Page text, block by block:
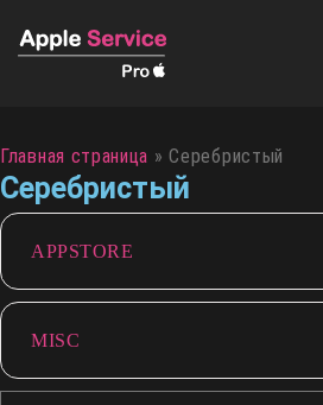
Главная страница »Серебристый
Серебристый
APPSTORE
MISC